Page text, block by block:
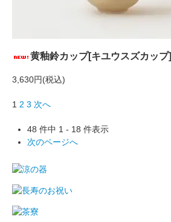
黄釉鈴カップ[キユウスズカップ]
3,630円(税込)
1 2 3 次へ
48 件中 1 - 18 件表示
次のページへ